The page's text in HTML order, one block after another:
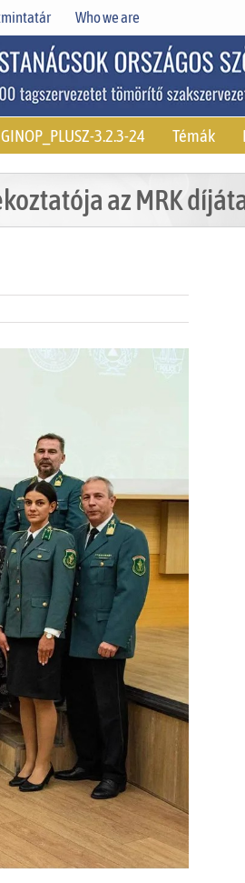
Who we are
GINOP_PLUSZ-3.2.3-24 Témák
az MRK